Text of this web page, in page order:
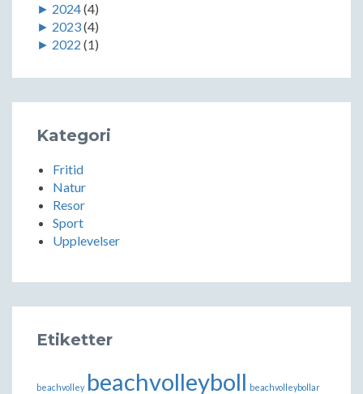
► 2024(4)
► 2023(4)
► 2022 (1)
Kategori
Fritid
Natur
Resor
Sport
Upplevelser
Etiketter
beachvolley beachvolleyboll beachvolleybollar